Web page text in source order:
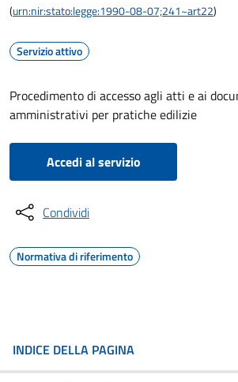
(urn:nir:stato:legge:1990-08-07;241~art22)
Servizio attivo
Procedimento di accesso agli atti e ai
amministrativi per pratiche edilizie
Accedi al servizio
Condividi
Normativa di riferimento
INDICE DELLA PAGINA